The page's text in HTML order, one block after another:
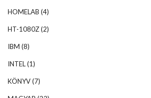
HOMELAB (4)
HT-1080Z(2)
IBM (8)
INTEL(1)
KÖNYV(7)